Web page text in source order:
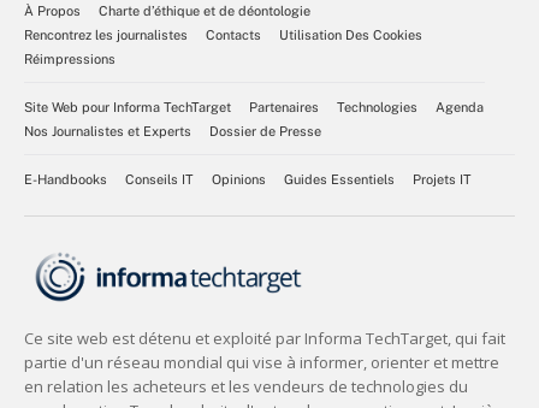
À Propos
Charte d’éthique et de déontologie
Rencontrez les journalistes
Contacts
Utilisation Des Cookies
Réimpressions
Site Web pour Informa TechTarget Partenaires Technologies
Agenda
Nos Journalistes et Experts
Dossier de Presse
E-Handbooks Conseils IT Opinions Guides Essentiels Projets IT